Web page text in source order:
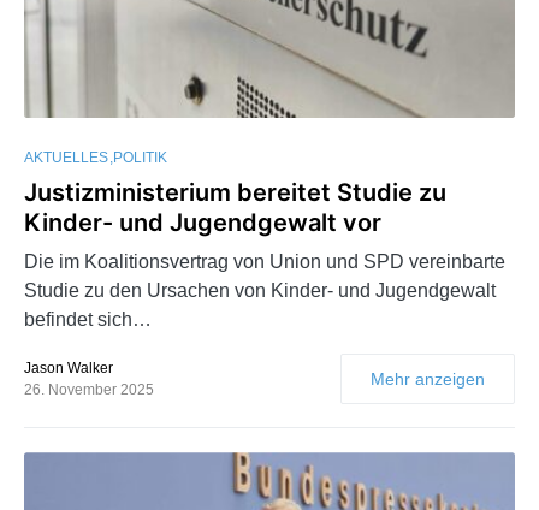
AKTUELLES POLITIK
Justizministerium bereitet Studie zu
Kinder- und Jugendgewalt vor
Die im Koalitionsvertrag von Union und SPD vereinbarte
Studie zu den Ursachen von Kinder- und Jugendgewalt
befindet sich…
Jason Walker
26. November 2025
Mehr anzeigen